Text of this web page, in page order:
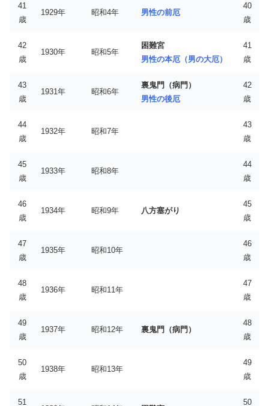
41
歳
1929年 昭和4年 男性の前厄
40
歳
42
歳
1930年 昭和5年
困難宮
男性の本厄（男の大厄）
41
歳
43
歳
1931年 昭和6年
裏鬼門（病門）
男性の後厄
42
歳
44
歳
1932年 昭和7年
43
歳
45
歳
1933年 昭和8年
44
歳
46
歳
1934年 昭和9年 八方塞がり
45
歳
47
歳
1935年 昭和10年
46
歳
48
歳
1936年 昭和11年
47
歳
49
歳
1937年 昭和12年 裏鬼門（病門）
48
歳
50
歳
1938年 昭和13年
49
歳
51
50